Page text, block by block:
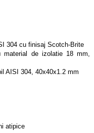
304 cu finisaj Scotch-Brite
de izolatie 18 mm,
AISI 304, 40x40x1.2 mm
atipice